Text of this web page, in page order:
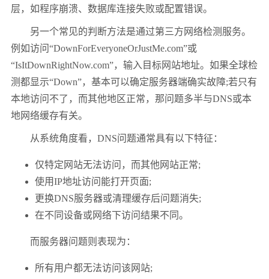
层，如程序崩溃、数据库连接失败或配置错误。
另一个常见的判断方法是通过第三方网络检测服务。
例如访问“DownForEveryoneOrJustMe.com”或
“IsItDownRightNow.com”，输入目标网站地址。如果全球检
测都显示“Down”，基本可以确定服务器端确实故障;若只有
本地访问不了，而其他地区正常，那问题多半与DNS或本
地网络缓存有关。
从系统角度看，DNS问题通常具有以下特征：
仅特定网站无法访问，而其他网站正常;
使用IP地址访问能打开页面;
更换DNS服务器或清理缓存后问题消失;
在不同设备或网络下访问结果不同。
而服务器问题则表现为：
所有用户都无法访问该网站;